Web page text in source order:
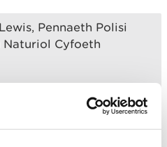
Pennaeth Polisi
Naturiol Cyfoeth
'mewn perygl' o